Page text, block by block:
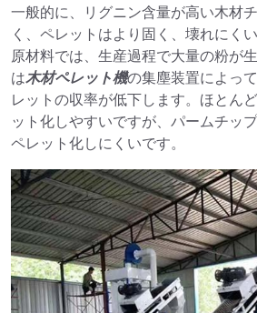
一般的に、リグニン含量が高い木材
く、ペレットはより固く、壊れにく
原材料では、生産過程で大量の粉が
は木材ペレット機の集塵装置によっ
レットの収率が低下します。ほとん
ット化しやすいですが、パームチッ
ペレット化しにくいです。